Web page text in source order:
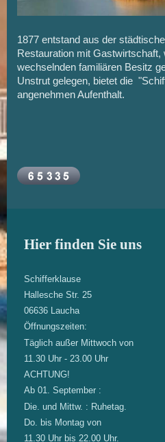
1877 entstand aus der
Restauration mit Gastwirtschaft,
wechselnden familiären Besitz
Unstrut gelegen, bietet die
angenehmen Aufenthalt.
Hier finden Sie uns
Schifferklause
Hallesche Str. 25
06636 Laucha
Öffnungszeiten:
Täglich außer Mittwoch von
11.30 Uhr - 23.00 Uhr
ACHTUNG!
Ab 01. September :
Die. und Mittw. : Ruhetag.
Do. bis Montag von
11.30 Uhr bis 22.00 Uhr.